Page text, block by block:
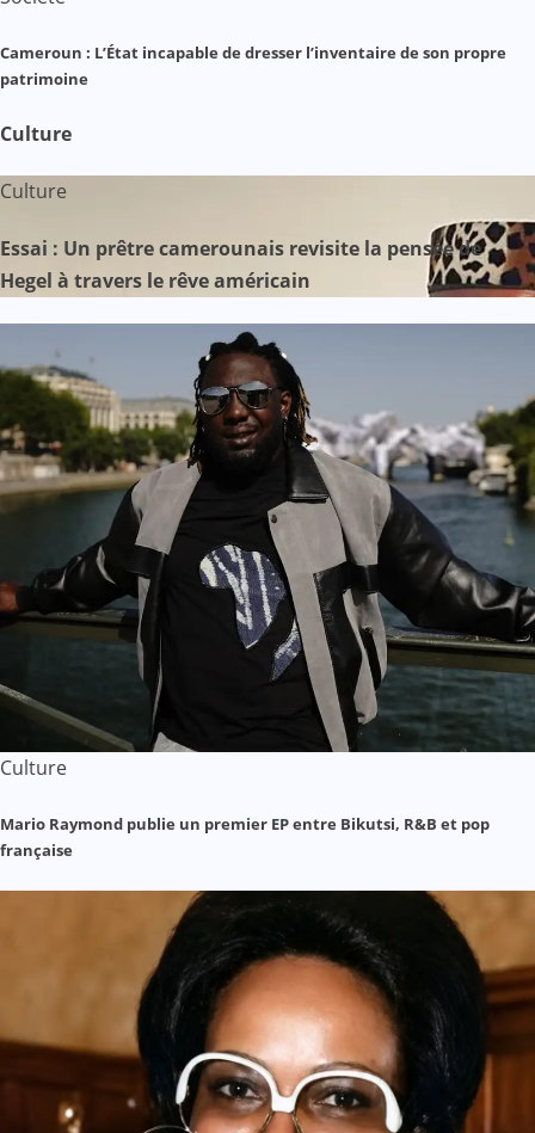
Cameroun : L’État incapable de dresser l’inventaire de son propre
patrimoine
Culture
Culture
Essai : Un prêtre camerounais revisite la pensée de
Hegel à travers le rêve américain
Culture
Mario Raymond publie un premier EP entre Bikutsi, R&B et pop
française